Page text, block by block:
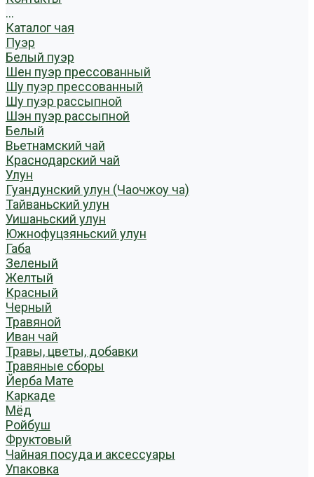
...
Каталог чая
Пуэр
Белый пуэр
Шен пуэр прессованный
Шу пуэр прессованный
Шу пуэр рассыпной
Шэн пуэр рассыпной
Белый
Вьетнамский чай
Краснодарский чай
Улун
Гуандунский улун (Чаочжоу ча)
Тайваньский улун
Уишаньский улун
Южнофуцзяньский улун
Габа
Зеленый
Желтый
Красный
Черный
Травяной
Иван чай
Травы, цветы, добавки
Травяные сборы
Йерба Мате
Каркаде
Мёд
Ройбуш
Фруктовый
Чайная посуда и аксессуары
Упаковка